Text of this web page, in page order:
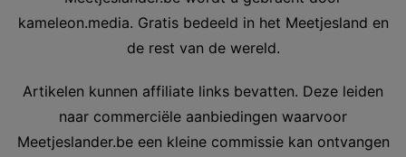
kameleon.media. Gratis bedeeld in het Meetjesland en
de rest van de wereld.
Artikelen kunnen affiliate links bevatten. Deze leiden
naar commerciële aanbiedingen waarvoor
Meetjeslander.be een kleine commissie kan ontvangen